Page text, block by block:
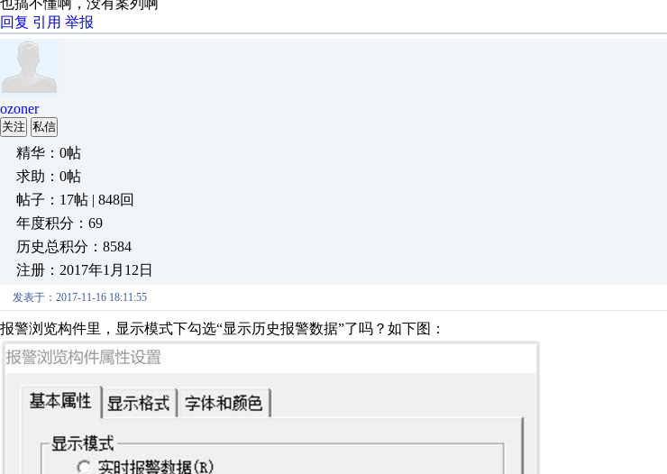
也搞不懂啊，没有案列啊
回复 引用 举报
ozoner
关注 私信
精华：0帖
求助：0帖
帖子：17帖 | 848回
年度积分：69
历史总积分：8584
注册：2017年1月12日
发表于：2017-11-16 18:11:55
报警浏览构件里，显示模式下勾选“显示历史报警数据”了吗？如下图：